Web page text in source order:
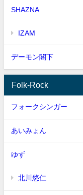
SHAZNA
IZAM
デーモン閣下
Folk-Rock
フォークシンガー
あいみょん
ゆず
北川悠仁